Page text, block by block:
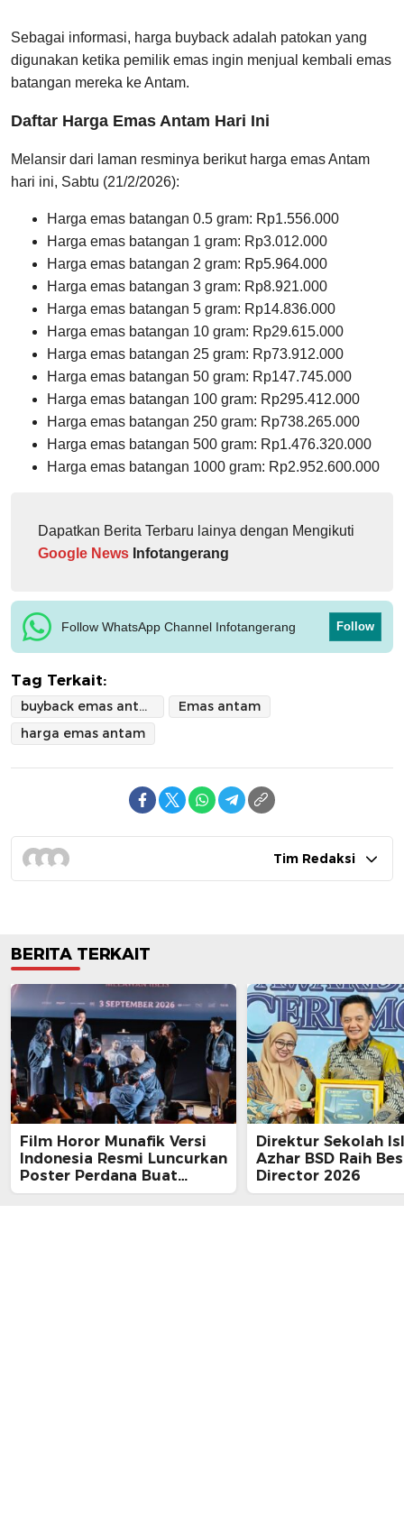
Sebagai informasi, harga buyback adalah patokan yang
digunakan ketika pemilik emas ingin menjual kembali emas
batangan mereka ke Antam.
Daftar Harga Emas Antam Hari Ini
Melansir dari laman resminya berikut harga emas Antam
hari ini, Sabtu (21/2/2026):
Harga emas batangan 0.5 gram: Rp1.556.000
⁠⁠Harga emas batangan 1 gram: Rp3.012.000
Harga emas batangan 2 gram: Rp5.964.000
Harga emas batangan 3 gram: Rp8.921.000
Harga emas batangan 5 gram: Rp14.836.000
⁠Harga emas batangan 10 gram: Rp29.615.000
⁠Harga emas batangan 25 gram: Rp73.912.000
Harga emas batangan 50 gram: Rp147.745.000
Harga emas batangan 100 gram: Rp295.412.000
Harga emas batangan 250 gram: Rp738.265.000
Harga emas batangan 500 gram: Rp1.476.320.000
Harga emas batangan 1000 gram: Rp2.952.600.000
Dapatkan Berita Terbaru lainya dengan Mengikuti
Google News Infotangerang
Follow WhatsApp Channel Infotangerang Follow
Tag Terkait:
buyback emas antam
Emas antam
harga emas antam
Tim Redaksi
BERITA TERKAIT
Film Horor Munafik Versi
Indonesia Resmi Luncurkan
Poster Perdana Buat
Kesan Spiritual Religi
Direktur Sekolah
Azhar BSD Raih
Director 2026